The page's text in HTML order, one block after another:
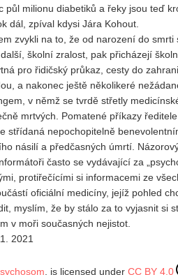
půl milionu diabetiků a řeky jsou teď
dál, zpíval kdysi Jára Kohout.
zvykli na to, že od narození do
školní zralost, pak přicházejí
pro řidičský průkaz, cesty do
a nakonec ještě několikeré
v němž se tvrdě střetly
mrtvých. Pomatené příkazy
střídaná nepochopitelně
násilí a předčasných úmrtí.
často se vydávající za
protiřečícími si informacemi ze
oficiální medicíny, jejíž pohled
myslím, že by stálo za to vyjasnit si
v moři současných nejistot.
2021
, is licensed under CC BY 4.0